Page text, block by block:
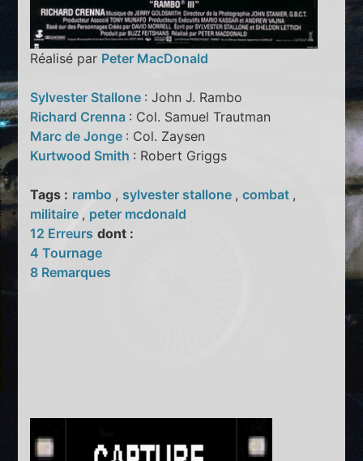
Réalisé par Peter MacDonald
Sylvester Stallone : John J. Rambo
Richard Crenna : Col. Samuel Trautman
Marc de Jonge : Col. Zaysen
Kurtwood Smith : Robert Griggs
Tags : rambo , sylvester stallone ,combat ,
militaire , peter mcdonald
12 Erreurs dont :
4 Tournage
8 Remarques